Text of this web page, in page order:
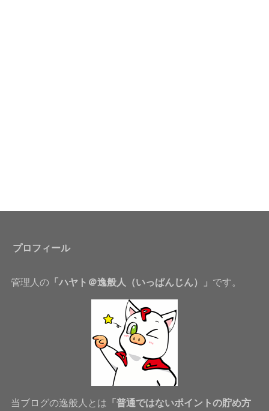
プロフィール
管理人の「ハヤト＠逸般人（いっぱんじん）」 です。
当ブログの逸般人とは 「普通ではないポイントの貯め方